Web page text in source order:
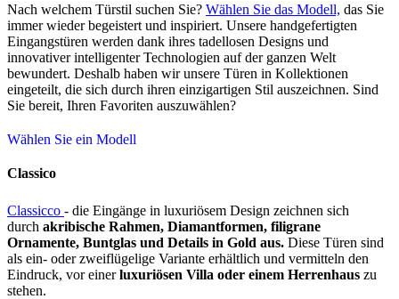
Nach welchem Türstil suchen Sie? Wählen Sie das Modell, das Sie
immer wieder begeistert und inspiriert. Unsere handgefertigten
Eingangstüren werden dank ihres tadellosen Designs und
innovativer intelligenter Technologien auf der ganzen Welt
bewundert. Deshalb haben wir unsere Türen in Kollektionen
eingeteilt, die sich durch ihren einzigartigen Stil auszeichnen. Sind
Sie bereit, Ihren Favoriten auszuwählen?
Wählen Sie ein Modell
Classico
Classicco - die Eingänge in luxuriösem Design zeichnen sich
durch akribische Rahmen, Diamantformen, filigrane
Ornamente, Buntglas und Details in Gold aus. Diese Türen sind
als ein- oder zweiflügelige Variante erhältlich und vermitteln den
Eindruck, vor einerluxuriösen Villa oder einem Herrenhaus zu
stehen.